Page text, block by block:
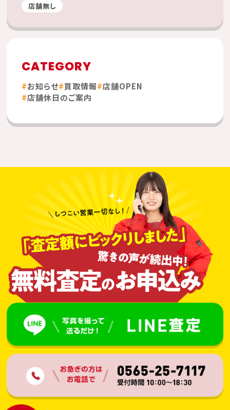
店舗無し
CATEGORY
お知らせ 買取情報 店舗OPEN
店舗休日のご案内